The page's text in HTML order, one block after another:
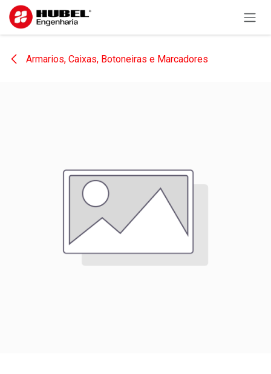
Pular para o conteúdo
Armarios, Caixas, Botoneiras e Marcadores